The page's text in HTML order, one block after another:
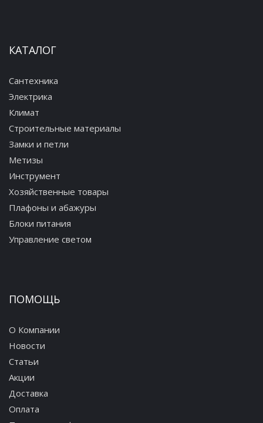
КАТАЛОГ
Сантехника
Электрика
Климат
Строительные материалы
Замки и петли
Метизы
Инструмент
Хозяйственные товары
Плафоны и абажуры
Блоки питания
Управление светом
ПОМОЩЬ
О Компании
Новости
Статьи
Акции
Доставка
Оплата